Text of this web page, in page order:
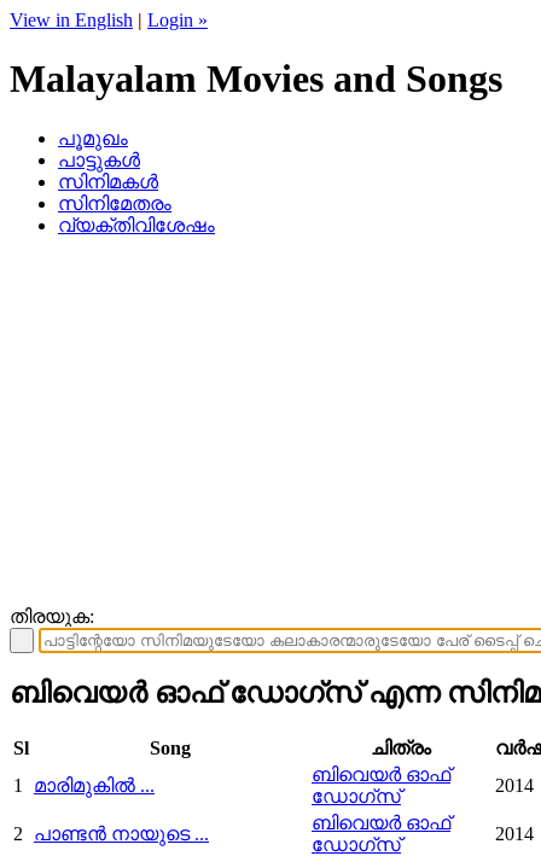
View in English | Login »
Malayalam Movies and Songs
പൂമുഖം
പാട്ടുകള്‍
സിനിമകള്‍
സിനിമേതരം
വ്യക്തിവിശേഷം
തിരയുക:
ബിവെയര്‍ ഓഫ് ഡോഗ്സ് എന്ന
Sl Song ചിത്രം
1
മാരിമുകിൽ ...
ബിവെയര്‍ ഓഫ്
ഡോഗ്സ്
2014
2 പാണ്ടൻ നായുടെ ...
ബിവെയര്‍ ഓഫ്
ഡോഗ്സ്
2014